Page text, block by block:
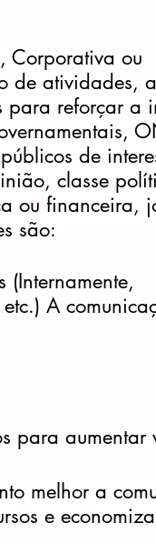
de atividades,
para reforçar a
de
classe
ou financeira,
são:
(Internamente,
A
para aumentar
melhor a
e